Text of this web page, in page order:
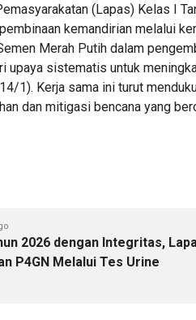
(Lapas) Kelas I
kemandirian melalui
Merah Putih dalam
upaya sistematis untuk
1). Kerja sama ini turut
dan mitigasi bencana yang
2026 dengan Integritas,
P4GN Melalui Tes Urine